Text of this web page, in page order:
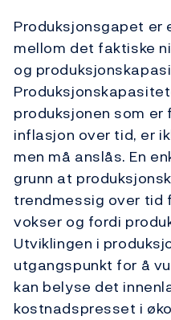
Produksjonsgapet er
mellom det faktiske
og
produksjonen som
inflasjon over tid, er
men må anslås. En
grunn at
trendmessig over tid
vokser og fordi
Utviklingen i
utgangspunkt for å
kan belyse det
kostnadspresset i